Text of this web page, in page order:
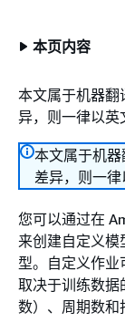
本页内容
本文属于机器翻
异，则一律以英
本文属于机
差异，则一律
您可以通过在
来创建自定义
型。自定义作业
取决于训练数据
数）、周期数和